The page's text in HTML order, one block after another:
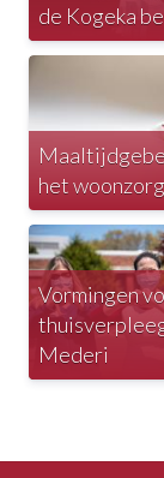
de Kogeka
het
Vormingen
Mederi